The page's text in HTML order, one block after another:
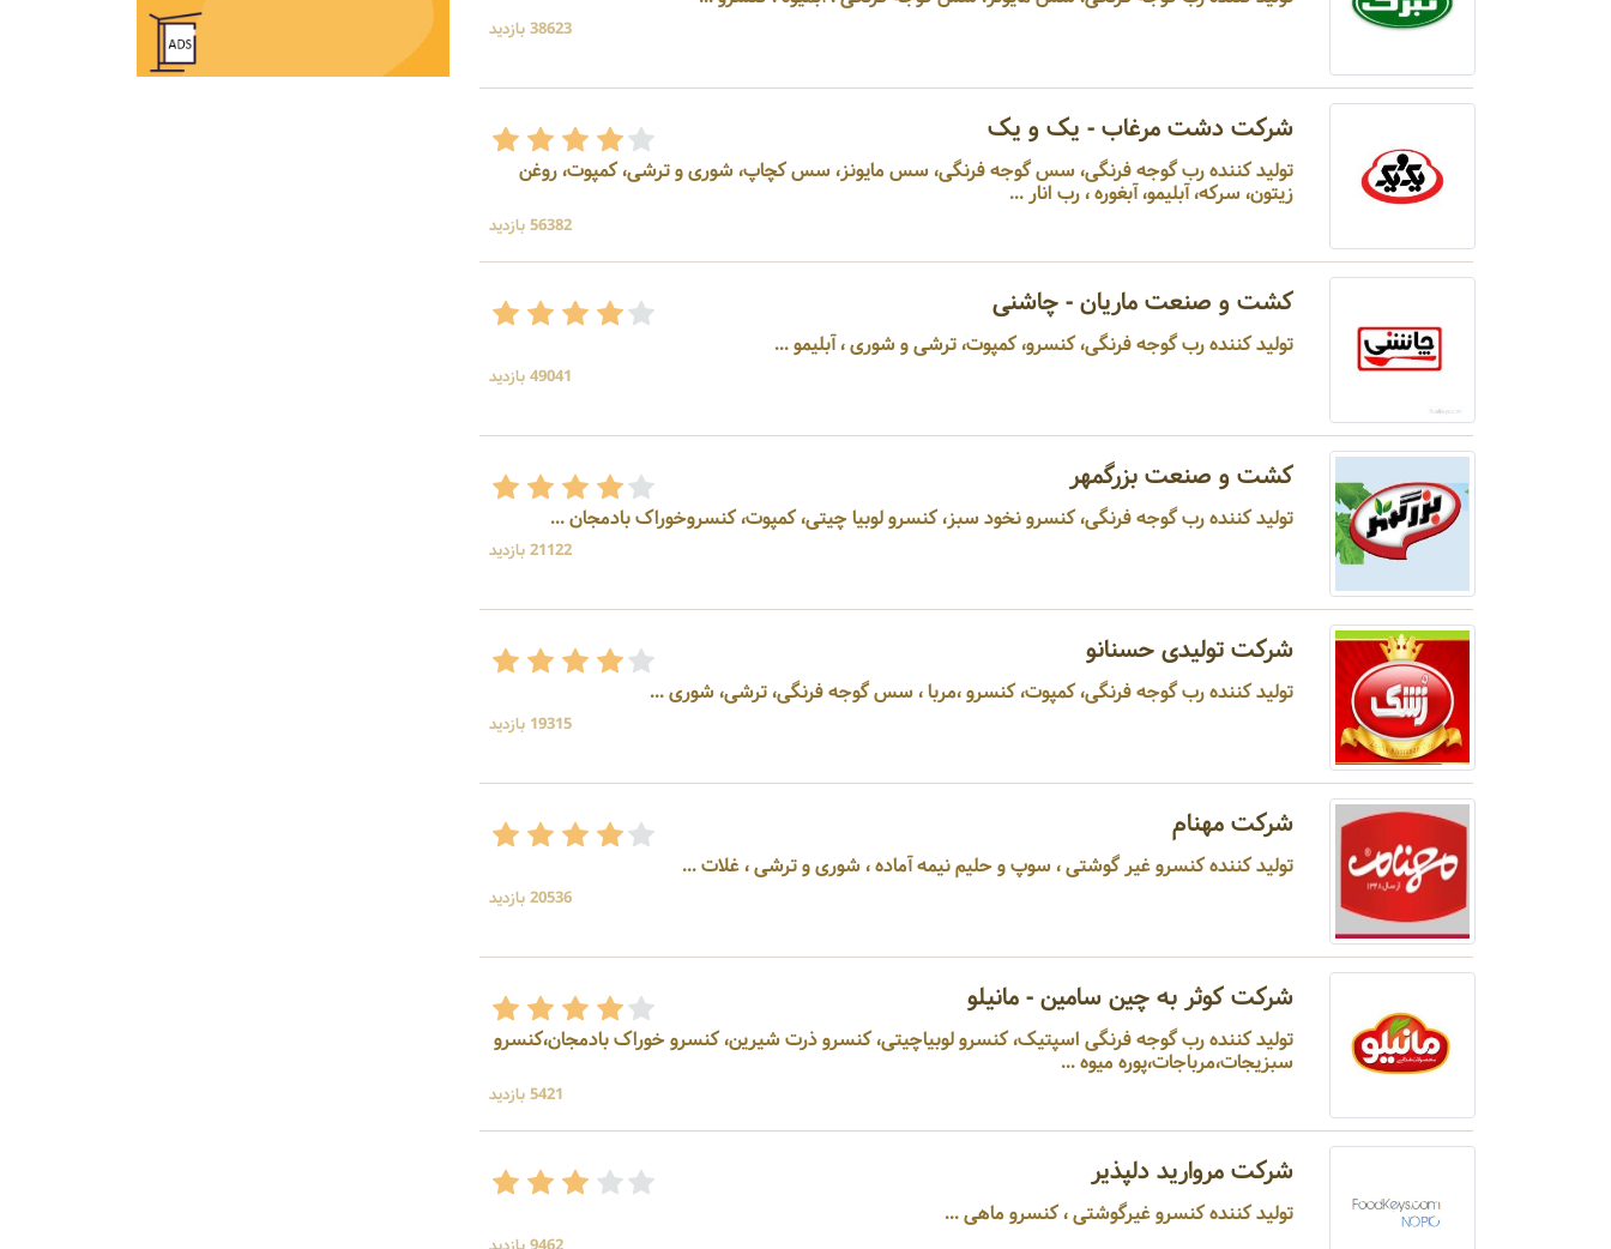
38623 بازدید
شرکت دشت مرغاب - یک و یک
تولید کننده رب گوجه فرنگی، سس گوجه فرنگی، سس مایونز، سس کچاپ، شوری و ترشی، کمپوت، روغن
زیتون، سرکه، آبلیمو، آبغوره ، رب انار ...
56382 بازدید
کشت و صنعت ماریان - چاشنی
تولید کننده رب گوجه فرنگی، کنسرو، کمپوت، ترشی و شوری ، آبلیمو ...
49041 بازدید
کشت و صنعت بزرگمهر
تولید کننده رب گوجه فرنگی، کنسرو نخود سبز، کنسرو لوبیا چیتی، کمپوت، کنسروخوراک بادمجان ...
21122 بازدید
شرکت تولیدی حسنانو
تولید کننده رب گوجه فرنگی، کمپوت، کنسرو ،مربا ، سس گوجه فرنگی، ترشی، شوری ...
19315 بازدید
شرکت مهنام
تولید کننده کنسرو غیر گوشتی ، سوپ و حلیم نیمه آماده ، شوری و ترشی ، غلات ...
20536 بازدید
شرکت کوثر به چین سامین - مانیلو
تولید کننده رب گوجه فرنگی اسپتیک، کنسرو لوبیاچیتی، کنسرو ذرت شیرین، کنسرو خوراک بادمجان،کنسرو
سبزیجات،مرباجات،پوره میوه ...
5421 بازدید
شرکت مروارید دلپذیر
تولید کننده کنسرو غیرگوشتی ، کنسرو ماهی ...